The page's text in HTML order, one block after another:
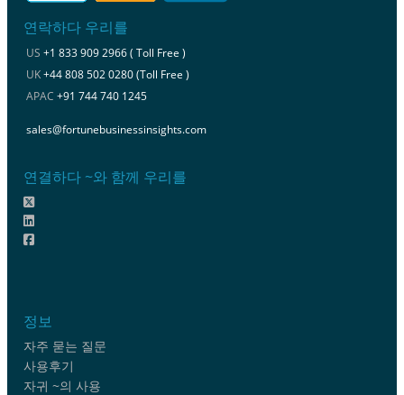
연락하다 우리를
US +1 833 909 2966 ( Toll Free )
UK+44 808 502 0280 (Toll Free )
APAC +91 744 740 1245
sales@fortunebusinessinsights.com
연결하다 ~와 함께 우리를
정보
자주 묻는 질문
사용후기
자귀 ~의 사용